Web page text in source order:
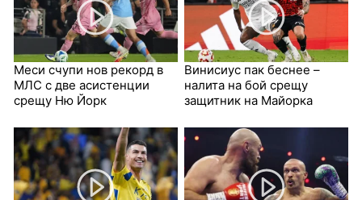
Меси счупи нов рекорд в
МЛС с две асистенции
срещу Ню Йорк
Винисиус пак беснее –
налита на бой срещу
защитник на Майорка